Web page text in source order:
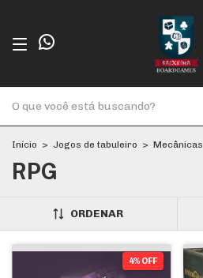
Início > Jogos de tabuleiro > Mecânicas
RPG
ORDENAR
4% OFF